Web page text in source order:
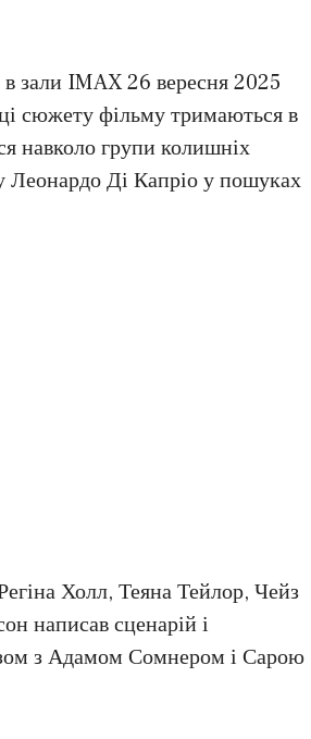
зали IMAX 26 вересня 2025
сюжету фільму тримаються в
навколо групи колишніх
Леонардо Ді Капріо у пошуках
Холл, Теяна Тейлор, Чейз
написав сценарій і
з Адамом Сомнером і Сарою